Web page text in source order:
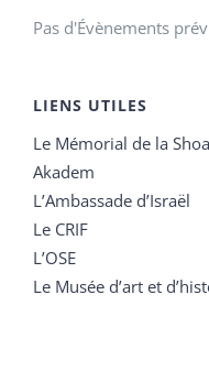
Pas d'Évènements
LIENS UTILES
Le Mémorial de la
Akadem
L’Ambassade d’Israël
Le CRIF
L’OSE
Le Musée d’art et